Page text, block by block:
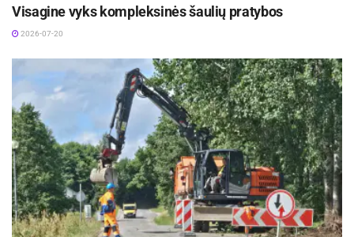
Visagine vyks kompleksinės šaulių pratybos
2026-07-20